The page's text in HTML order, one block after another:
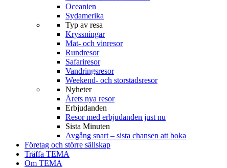
Oceanien
Sydamerika
Typ av resa
Kryssningar
Mat- och vinresor
Rundresor
Safariresor
Vandringsresor
Weekend- och storstadsresor
Nyheter
Årets nya resor
Erbjudanden
Resor med erbjudanden just nu
Sista Minuten
Avgång snart – sista chansen att boka
Företag och större sällskap
Träffa TEMA
Om TEMA